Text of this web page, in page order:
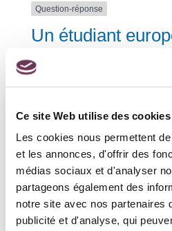
Ce site Web utilise des cookies
Les cookies nous permettent
et les annonces, d'offrir des
médias sociaux et d'analyser
partageons également des
notre site avec nos partenaires
publicité et d'analyse, qui
Question-réponse
Un étudiant
travailler en
Vérifié le 09/09/2022 - Direction
href="https://
et-citoyennete/
pouvez exercer une activité
études. Vous n'êtes pas obligé
ou une autorisation de travail.
Vous devez occuper votre